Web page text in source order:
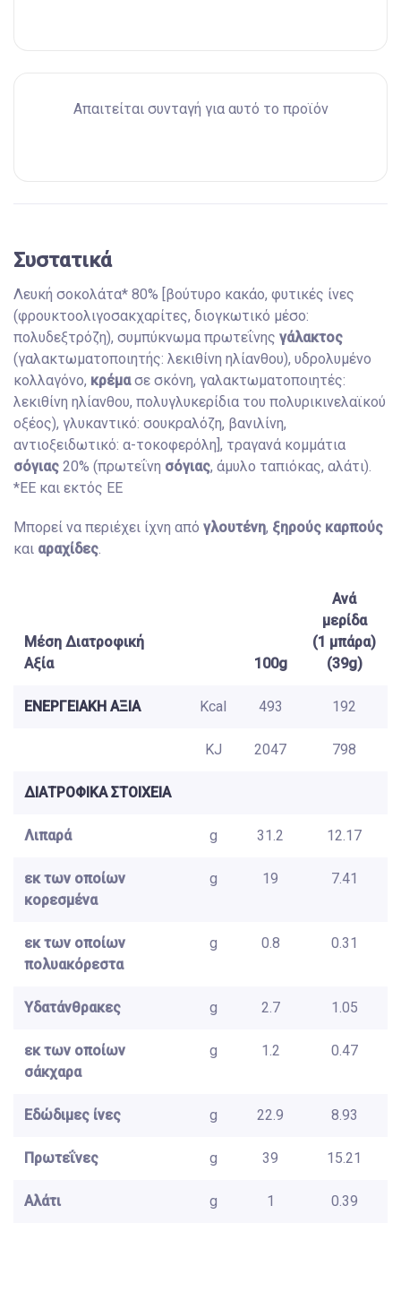
Απαιτείται συνταγή για αυτό το προϊόν
Συστατικά
Λευκή σοκολάτα* 80% [βούτυρο κακάο, φυτικές ίνες
(φρουκτοολιγοσακχαρίτες, διογκωτικό μέσο:
πολυδεξτρόζη), συμπύκνωμα πρωτεΐνης γάλακτος
(γαλακτωματοποιητής: λεκιθίνη ηλίανθου), υδρολυμένο
κολλαγόνο, κρέμασε σκόνη, γαλακτωματοποιητές:
λεκιθίνη ηλίανθου, πολυγλυκερίδια του πολυρικινελαϊκού
οξέος), γλυκαντικό: σουκραλόζη, βανιλίνη,
αντιοξειδωτικό: α-τοκοφερόλη], τραγανά κομμάτια
σόγιας 20% (πρωτεΐνη σόγιας, άμυλο ταπιόκας, αλάτι).
*ΕΕ και εκτός ΕΕ
Μπορεί να περιέχει ίχνη από γλουτένη, ξηρούς καρπούς
και αραχίδες.
Μέση Διατροφική
Αξία
100g
Ανά
μερίδα
(1 μπάρα)
(39g)
ΕΝΕΡΓΕΙΑΚΗ ΑΞΙΑ Kcal 493 192
KJ 2047 798
ΔΙΑΤΡΟΦΙΚΑ ΣΤΟΙΧΕΙΑ
Λιπαρά g 31.2 12.17
εκ των οποίων
κορεσμένα
g 19 7.41
εκ των οποίων
πολυακόρεστα
g 0.8 0.31
Υδατάνθρακες g 2.7 1.05
εκ των οποίων
σάκχαρα
g 1.2 0.47
Εδώδιμες ίνες g 22.9 8.93
Πρωτεΐνες g 39 15.21
Αλάτι g 1 0.39